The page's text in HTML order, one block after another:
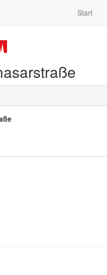
Start